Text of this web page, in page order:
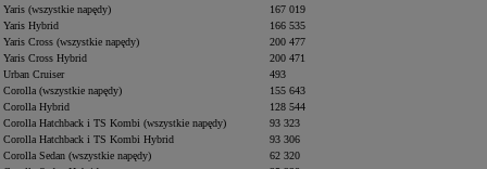
Yaris (wszystkie napędy)
167 019
Yaris Hybrid
166 535
Yaris Cross (wszystkie napędy)
200 477
Yaris Cross Hybrid
200 471
Urban Cruiser
493
Corolla (wszystkie napędy)
155 643
Corolla Hybrid
128 544
Corolla Hatchback i TS Kombi (wszystkie napędy)
93 323
Corolla Hatchback i TS Kombi Hybrid
93 306
Corolla Sedan (wszystkie napędy)
62 320